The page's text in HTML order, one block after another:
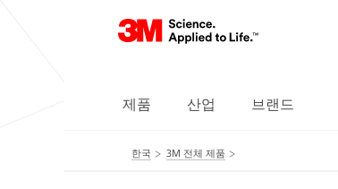
제품 산업 브랜드
한국 3M 전체 제품